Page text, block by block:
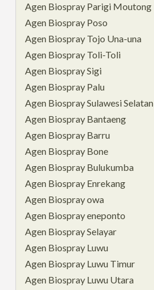
Agen Biospray Parigi Moutong
Agen Biospray Poso
Agen Biospray Tojo Una-una
Agen Biospray Toli-Toli
Agen Biospray Sigi
Agen Biospray Palu
Agen Biospray Sulawesi Selatan
Agen Biospray Bantaeng
Agen Biospray Barru
Agen Biospray Bone
Agen Biospray Bulukumba
Agen Biospray Enrekang
Agen Biospray owa
Agen Biospray eneponto
Agen Biospray Selayar
Agen Biospray Luwu
Agen Biospray Luwu Timur
Agen Biospray Luwu Utara